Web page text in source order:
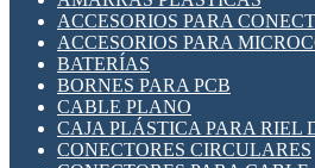
INDICADORES PARA PANEL
INTERFACES DE RELÉ
INTERRUPTORES FIN DE
LLAVES CONMUTADORAS
MEDIDORES DE ENERGÍA Y
MOTORES PASO A PASO
PANTALLAS HMI
ACCESORIOS PARA
ACCESORIOS PARA
BATERÍAS
BORNES PARA PCB
CABLE PLANO
CAJA PLÁSTICA PARA RIEL
CONECTORES CIRCULARES